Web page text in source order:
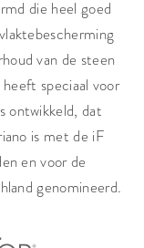
die heel goed
van de steen
speciaal voor
ontwikkeld, dat
is met de iF
en voor de
genomineerd.